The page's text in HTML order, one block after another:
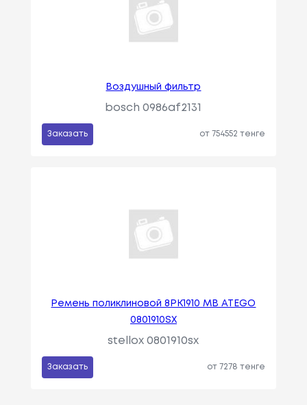
Воздушный фильтр
bosch 0986af2131
Заказать от 754552 тенге
Ремень поликлиновой 8PK1910 MB ATEGO
0801910SX
stellox 0801910sx
Заказать от 7278 тенге